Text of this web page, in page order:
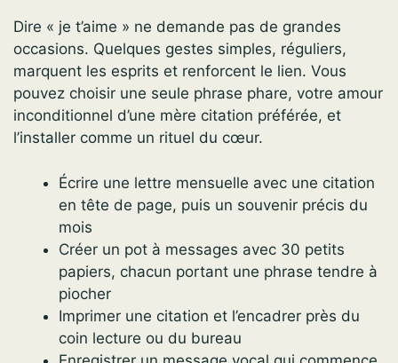
Dire « je t’aime » ne demande pas de grandes
occasions. Quelques gestes simples, réguliers,
marquent les esprits et renforcent le lien. Vous
pouvez choisir une seule phrase phare, votre amour
inconditionnel d’une mère citation préférée, et
l’installer comme un rituel du cœur.
Écrire une lettre mensuelle avec une citation
en tête de page, puis un souvenir précis du
mois
Créer un pot à messages avec 30 petits
papiers, chacun portant une phrase tendre à
piocher
Imprimer une citation et l’encadrer près du
coin lecture ou du bureau